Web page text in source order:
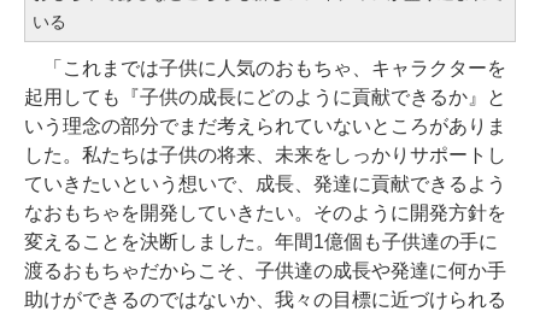
いる
「これまでは子供に人気のおもちゃ、キャラクターを
起用しても『子供の成長にどのように貢献できるか』と
いう理念の部分でまだ考えられていないところがありま
した。私たちは子供の将来、未来をしっかりサポートし
ていきたいという想いで、成長、発達に貢献できるよう
なおもちゃを開発していきたい。そのように開発方針を
変えることを決断しました。年間1億個も子供達の手に
渡るおもちゃだからこそ、子供達の成長や発達に何か手
助けができるのではないか、我々の目標に近づけられる